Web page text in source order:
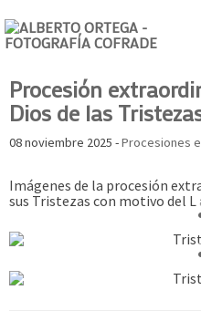
Procesión
Dios de las
08 noviembre 2025 -Procesiones
Imágenes de la procesión
sus Tristezas con motivo del L